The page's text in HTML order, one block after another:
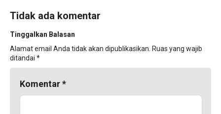
Tidak ada komentar
Tinggalkan Balasan
Alamat email Anda tidak akan dipublikasikan. Ruas yang wajib
ditandai *
Komentar*